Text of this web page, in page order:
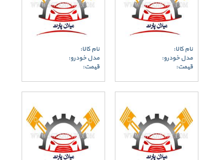
نام کالا:
مدل خودرو:
قیمت:
نام کالا:
مدل خودرو:
قیمت: